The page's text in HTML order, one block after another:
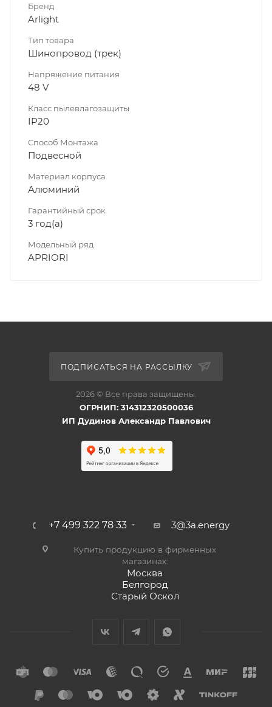
Бренд
Arlight
Тип товара
Шинопровод (трек)
Напряжение питания
48 V
Класс пылевлагозащиты
IP20
Способ Монтажа
Подвесной
Материал корпуса
Алюминий
Гарантийный срок
3 год(а)
Модельный ряд
APRIORI
ПОДПИСАТЬСЯ НА РАССЫЛКУ
2026 © Все права защищены.
ОГРНИП: 314312320500036
ИП Дудинов Александр Павлович
+7 499 322 78 33 3@3a.energy
Купить продукцию в фирменных
магазинах:
Москва
Белгород
Старый Оскол